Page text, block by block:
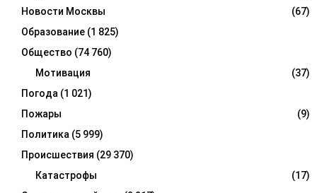
Новости Москвы
(67)
Образование (1 825)
Общество (74 760)
Мотивация
(37)
Погода (1 021)
Пожары
(9)
Политика (5 999)
Происшествия (29 370)
Катастрофы
(17)